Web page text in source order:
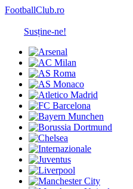
FootballClub.ro
Susține-ne!